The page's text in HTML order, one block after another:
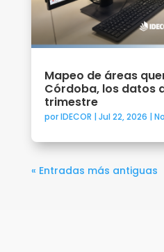
Mapeo de áreas
Córdoba, los datos
trimestre
porIDECOR | Jul 22, 2026 |
« Entradas más antiguas